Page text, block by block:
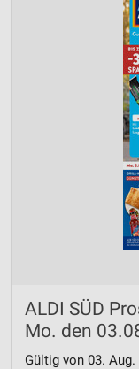
ALDI SÜD
Mo. den
Gültig von 03.